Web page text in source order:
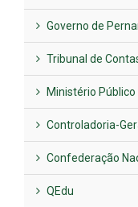
Governo de
Tribunal de
Ministério
Controladoria-
Confederação
QEdu